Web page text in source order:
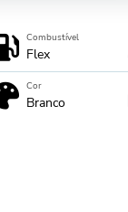
Combustível
Flex
Cor
Branco